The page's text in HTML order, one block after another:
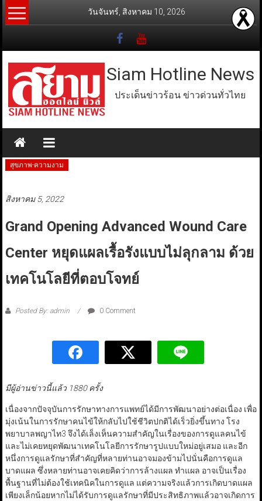
Skip
to
วันจันทร์, สิงหาคม 10, 2026
Siam Hotline News
ประเด็นข่าวร้อน ข่าวด่วนทั่วไทย
สุขภาพ-ความงาม
สิงหาคม 5, 2022
Grand Opening Advanced Wound Care
Center หยุดแผลเรื้อรังแบบไม่ลุกลาม ด้วย
เทคโนโลยีที่ตอบโจทย์
Posted By: admin 0 Comment
มีผู้อ่านข่าวนี้แล้ว 1880 ครั้ง
เนื่องจากปัจจุบันการรักษาทางการแพทย์ได้มีการพัฒนาอย่างต่อเนื่อง เพื่อ
มุ่งเน้นในการรักษาคนไข้ให้กลับไปใช้ชีวิตปกติได้เร็วยิ่งขึ้นทาง โรง
พยาบาลพญาไท3 จึงได้เล็งเห็นความสำคัญในเรื่องของการดูแลคนไข้
และไม่เคยหยุดพัฒนาเทคโนโลยีการรักษารูปแบบใหม่อยู่เสมอ และอีก
หนึ่งการดูแลรักษาที่สำคัญที่หลายท่านอาจมองข้ามไปนั่นคือการดูแล
บาดแผล ซึ่งหลายท่านอาจเคยคิดว่าการล้างแผล ทำแผล อาจเป็นเรื่อง
พื้นฐานที่ไม่ต้องใช้เทคนิคในการดูแล แต่ความจริงแล้วการเกิดบาดแผล
เพียงเล็กน้อยหากไม่ได้รับการดูแลรักษาที่มีประสิทธิภาพแล้วอาจเกิดการ